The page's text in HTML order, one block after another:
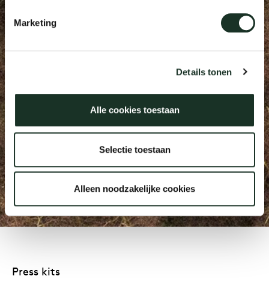
Marketing
Details tonen
Alle cookies toestaan
Selectie toestaan
Alleen noodzakelijke cookies
We are Arco, we are
connected
Press requests
Press kits